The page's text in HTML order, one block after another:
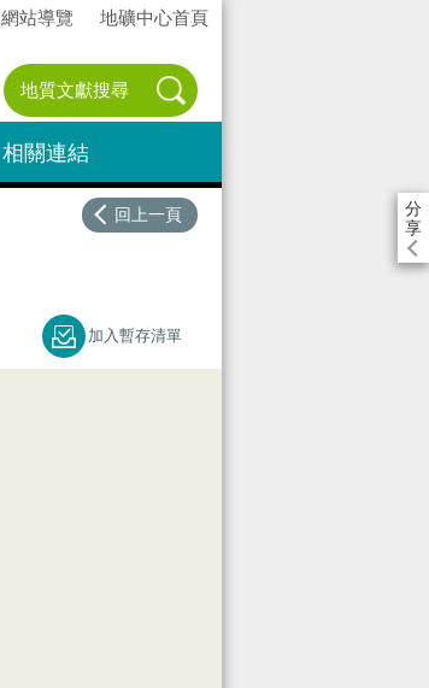
網站導覽 地礦中心首頁
相關連結
回上一頁
加入暫存清單
分
享